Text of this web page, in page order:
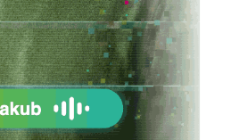
Kladno (1)
Kroměříž (1)
Kutná Hora (1)
Liberec (4)
Litoměřice (1)
JSME TAM, KDE